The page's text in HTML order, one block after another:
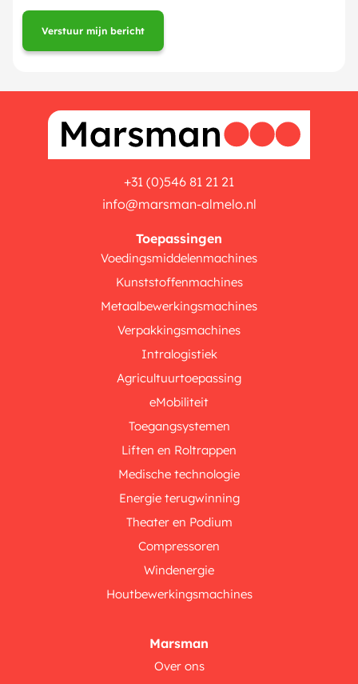
+31 (0)546 81 21 21
info@marsman-almelo.nl
Toepassingen
Voedingsmiddelenmachines
Kunststoffenmachines
Metaalbewerkingsmachines
Verpakkingsmachines
Intralogistiek
Agricultuurtoepassing
eMobiliteit
Toegangsystemen
Liften en Roltrappen
Medische technologie
Energie terugwinning
Theater en Podium
Compressoren
Windenergie
Houtbewerkingsmachines
Marsman
Over ons